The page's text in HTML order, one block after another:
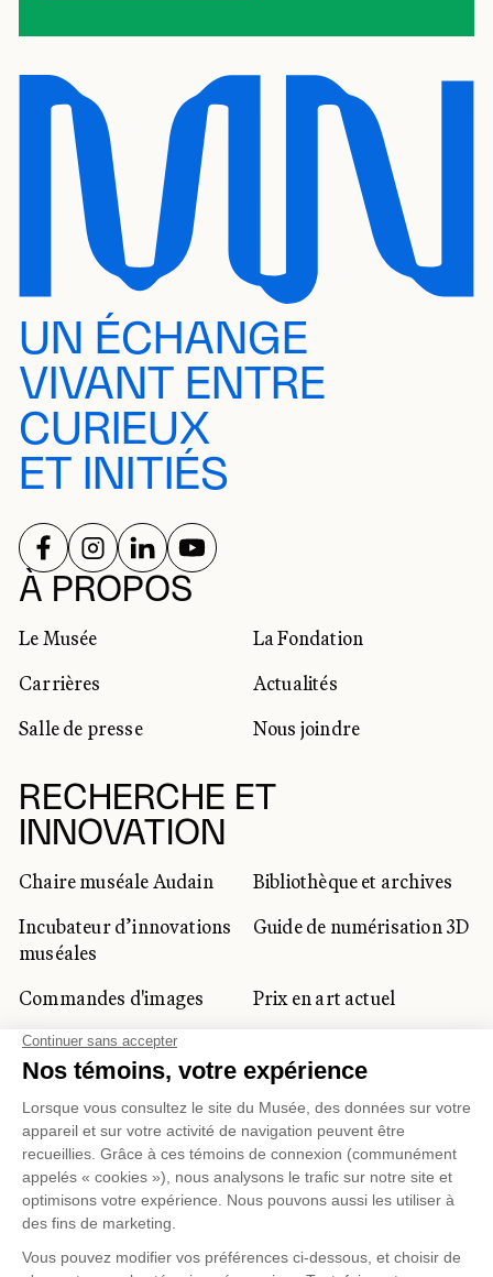
UN ÉCHANGE
VIVANT ENTRE
CURIEUX
ET INITIÉS
À PROPOS
Le Musée
La Fondation
Carrières
Actualités
Salle de presse
Nous joindre
RECHERCHE ET
INNOVATION
Chaire muséale Audain
Bibliothèque et archives
Incubateur d’innovations
muséales
Guide de numérisation 3D
Commandes d'images
Prix en art actuel
Prix Lynne-Cohen
CLIENTÈLE CORPORATIVE
ET PRIVÉE
Location d'espaces
Activités corporatives
professionnels du
RÉSEAUX SOCIAUX
SUIVEZ-NOUS SUR
SUIVEZ-NOUS SUR
SUIVEZ-NOUS SUR
SUIVEZ-NOUS SUR